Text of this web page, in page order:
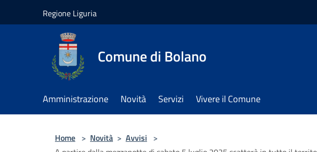
Regione Liguria
Comune di Bolano
Amministrazione Novità Servizi Vivere il Comune
Home > Novità > Avvisi >